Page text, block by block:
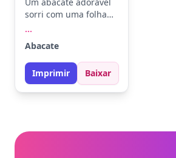
Um abacate adorável
sorri com uma folha
verde abacate para o
corpo, marrom claro
para o caroço e verde
escuro para a folha.
abacate.
...
Abacate
Imprimir Baixar